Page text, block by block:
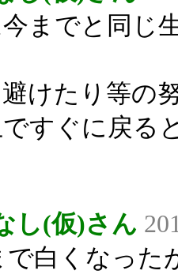
までと同じ
けたり等の
すぐに戻る
し(仮)さん
白くなった